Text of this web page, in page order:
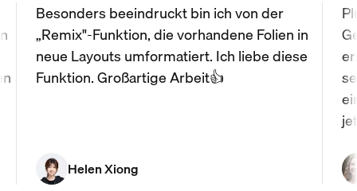
Besonders beeindruckt bin ich von der
„Remix"-Funktion, die vorhandene Folien in
neue Layouts umformatiert. Ich liebe diese
Funktion. Großartige Arbeit👍
Helen Xiong